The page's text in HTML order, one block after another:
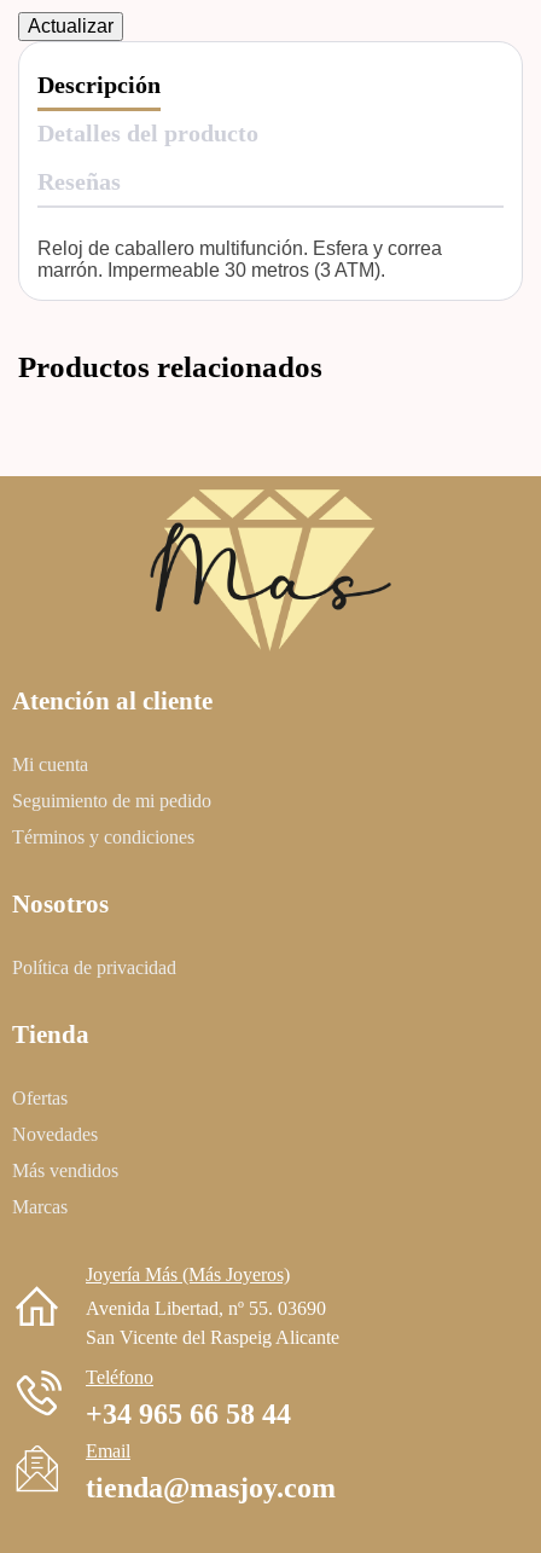
Descripción
Detalles del producto
Reseñas
Reloj de caballero multifunción. Esfera y correa
marrón. Impermeable 30 metros (3 ATM).
Productos relacionados
Atención al cliente
Mi cuenta
Seguimiento de mi pedido
Términos y condiciones
Nosotros
Política de privacidad
Tienda
Ofertas
Novedades
Más vendidos
Marcas
Joyería Más (Más Joyeros)
Avenida Libertad, nº 55. 03690
San Vicente del Raspeig Alicante
Teléfono
+34 965 66 58 44
Email
tienda@masjoy.com